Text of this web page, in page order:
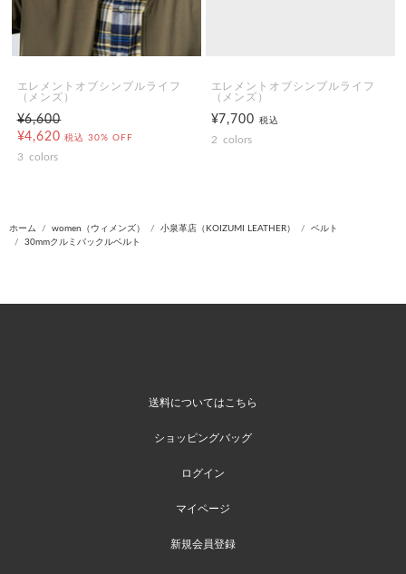
エレメントオブシンプルライフ
（メンズ）
¥6,600
¥4,620 税込 30% OFF
3 colors
エレメントオブシンプルライフ
（メンズ）
¥7,700税込
2 colors
ホーム women（ウィメンズ） 小泉革店（KOIZUMI LEATHER）
ベルト
30mmクルミバックルベルト
送料についてはこちら
ショッピングバッグ
ログイン
マイページ
新規会員登録